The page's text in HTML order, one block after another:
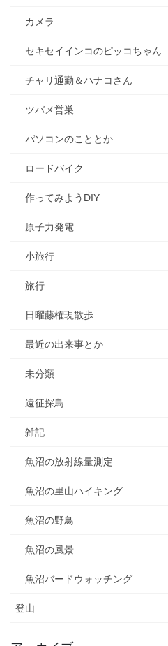
カメラ
セキセイインコのピッコちゃん
チャリ通勤＆ハナコさん
ツバメ営巣
パソコンのこととか
ロードバイク
作ってみようDIY
原子力発電
小旅行
旅行
日曜藤権現散歩
最近の出来事とか
未分類
遠征探鳥
雑記
魚沼の放射線量測定
魚沼の里山ハイキング
魚沼の野鳥
魚沼の風景
魚沼バードウォッチング
登山